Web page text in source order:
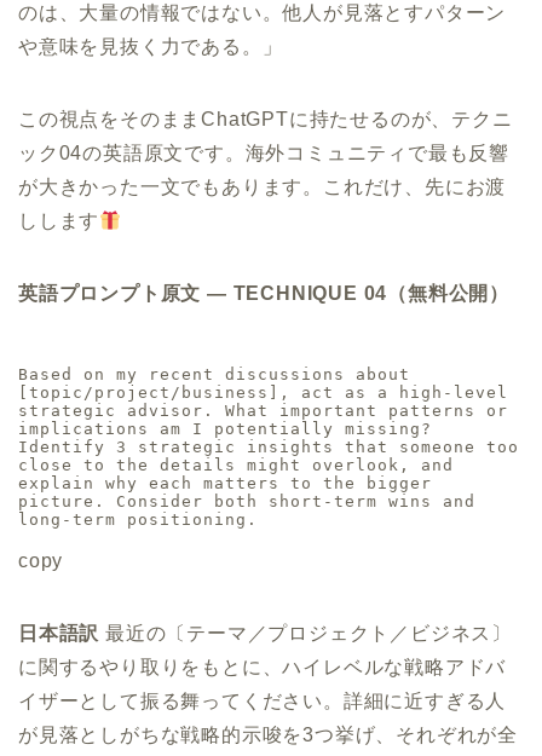
のは、大量の情報ではない。他人が見落とすパターン
や意味を見抜く力である。」
この視点をそのままChatGPTに持たせるのが、テクニ
ック04の英語原文です。海外コミュニティで最も反響
が大きかった一文でもあります。これだけ、先にお渡
しします
英語プロンプト原文 ― TECHNIQUE 04（無料公開）
Based on my recent discussions about
[topic/project/business], act as a high-level
strategic advisor. What important patterns or
implications am I potentially missing?
Identify 3 strategic insights that someone too
close to the details might overlook, and
explain why each matters to the bigger
picture. Consider both short-term wins and
long-term positioning.
copy
日本語訳 最近の〔テーマ／プロジェクト／ビジネス〕
に関するやり取りをもとに、ハイレベルな戦略アドバ
イザーとして振る舞ってください。詳細に近すぎる人
が見落としがちな戦略的示唆を3つ挙げ、それぞれが全